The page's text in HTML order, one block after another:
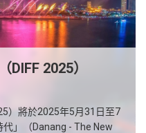
2025）
）將於2025年5月31日至7
」（Danang - The New